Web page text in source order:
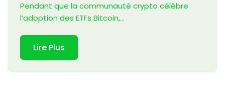
Pendant que la communauté crypto célèbre
l’adoption des ETFs Bitcoin,...
Lire Plus